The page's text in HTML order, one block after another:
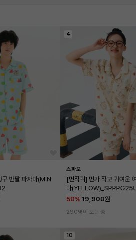
구 반팔 파자마(MIN
4
스파오
[먼작귀] 먼가 작고 귀여운
마
50% 19,900원
290명이 보는 중
10